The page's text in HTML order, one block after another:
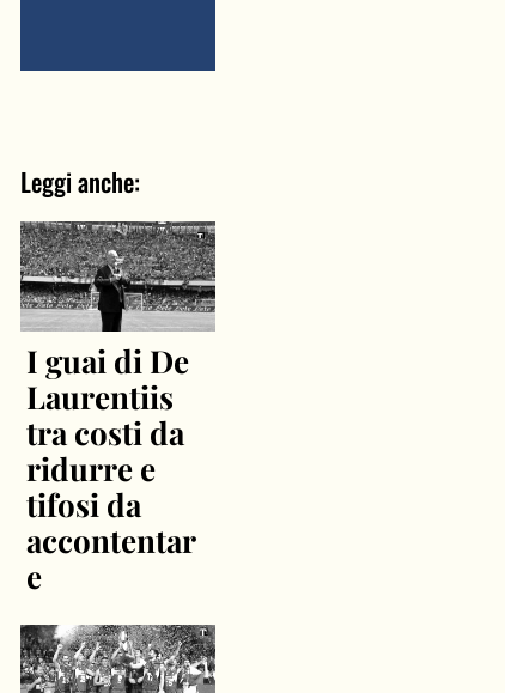
Leggi anche:
I guai di De
Laurentiis
tra costi da
ridurre e
tifosi da
accontentar
e